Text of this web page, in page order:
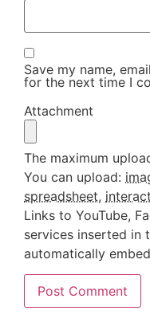
Save my name,
for the next time I
Attachment
The maximum
You can upload:
spreadsheet,
Links to YouTube,
services inserted in
automatically